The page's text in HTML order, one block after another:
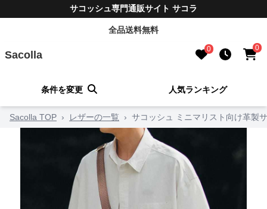
サコッシュ専門通販サイト サコラ
全品送料無料
Sacolla 0 0
条件を変更 人気ランキング
Sacolla TOP › レザーの一覧 › サコッシュ ミニマリスト向け革製